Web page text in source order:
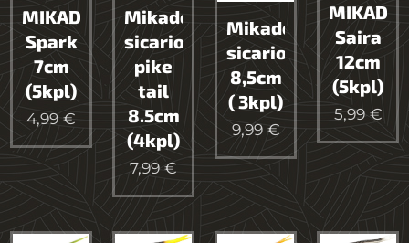
MIKADO
Spark
7cm
(5kpl)
4,99 €
Mikado
sicario
pike
tail
8.5cm
(4kpl)
7,99 €
Mikado
sicario
8,5cm
( 3kpl)
9,99€
MIKADO
Saira
12cm
(5kpl)
5,99€